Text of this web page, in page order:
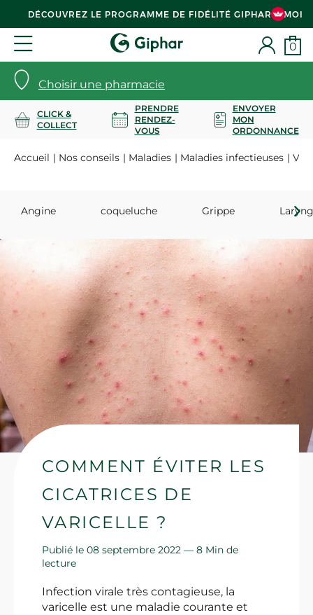
DÉCOUVREZ LE PROGRAMME DE FIDÉLITÉ GIPHAR & MOI
Choisir une pharmacie
0
CLICK &
COLLECT
PRENDRE
RENDEZ-
VOUS
ENVOYER
MON
ORDONNANCE
Accueil Nos conseils Maladies Maladies infectieuses
Angine coqueluche Grippe
COMMENT ÉVITER LES
CICATRICES DE
VARICELLE ?
Publié le 08 septembre 2022 — 8 Min de
lecture
Infection virale très contagieuse, la
varicelle est une maladie courante et